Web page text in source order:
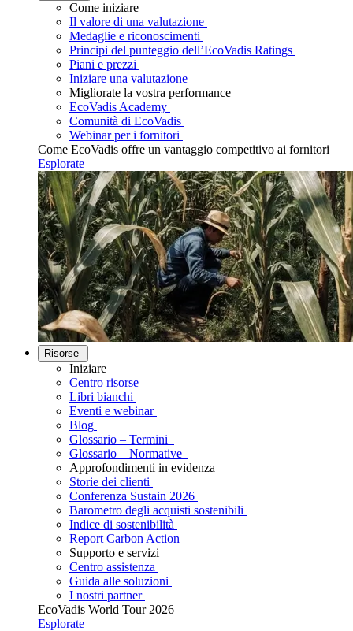
Come iniziare
Il valore di una valutazione
Medaglie e riconoscimenti
Principi del punteggio dell’EcoVadis Ratings
Piani e prezzi
Iniziare una valutazione
Migliorate la vostra performance
EcoVadis Academy
Comunità di EcoVadis
Webinar per i fornitori
Come EcoVadis offre un vantaggio competitivo ai fornitori
Esplorate
Risorse
Iniziare
Centro risorse
Libri bianchi
Eventi e webinar
Blog
Glossario – Termini
Glossario – Normative
Approfondimenti in evidenza
Storie dei clienti
Conferenza Sustain 2026
Barometro degli acquisti sostenibili
Indice di sostenibilità
Report Carbon Action
Supporto e servizi
Centro assistenza
Guida alle soluzioni
I nostri partner
EcoVadis World Tour 2026
Esplorate